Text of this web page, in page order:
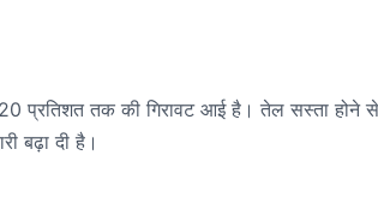
तक की गिरावट आई है। तेल सस्ता होने से
बढ़ा दी है।